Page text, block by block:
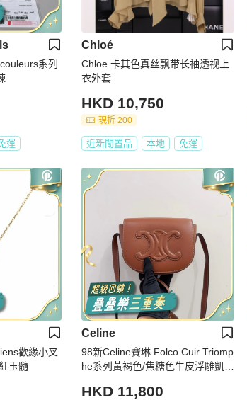
系列
運
Chloé
Chloe 卡其色真丝飘带长袖透视上
衣外套
HKD 10,750
現折 200
近新閒置品 本地 免運
歡緣小叉
玉髓
Celine
98新Celine賽琳 Folco Cuir Triomp
he系列黃褐色/焦糖色牛皮浮雕凱旋
HKD 11,800